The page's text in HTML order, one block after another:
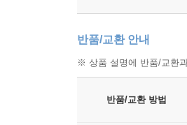
체제도 계속 유지될 것
경우에만 중국에도 정
사실, 한국인이 중국
반품/교환 안내
※ 상품 설명에 반품/교환
반품/교환 방법